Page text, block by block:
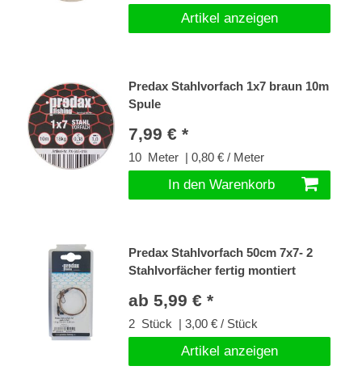
Artikel anzeigen
Predax Stahlvorfach 1x7 braun 10m
Spule
7,99 € *
10 Meter | 0,80 € / Meter
In den Warenkorb
Predax Stahlvorfach 50cm 7x7- 2
Stahlvorfächer fertig montiert
ab 5,99 € *
2 Stück | 3,00 € / Stück
Artikel anzeigen